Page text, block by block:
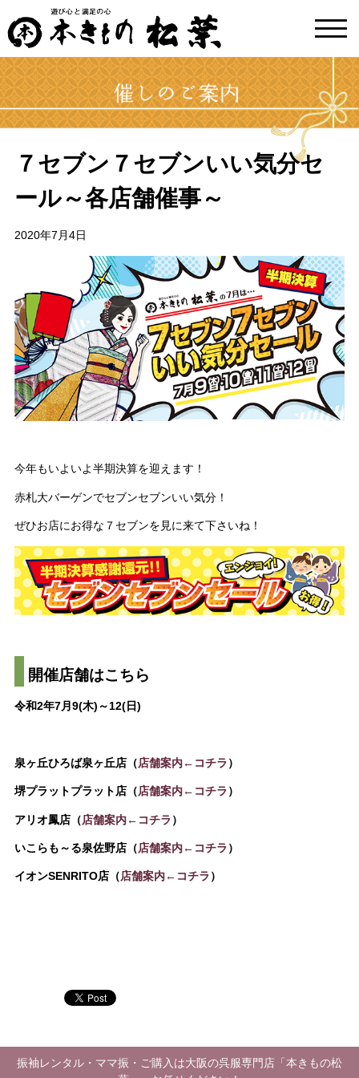
７セブン７セブンいい気分セ
ール～各店舗催事～
2020年7月4日
今年もいよいよ半期決算を迎えます！
赤札大バーゲンでセブンセブンいい気分！
ぜひお店にお得な７セブンを見に来て下さいね！
開催店舗はこちら
令和2年7月9(木)～12(日)
泉ヶ丘ひろば泉ヶ丘店（店舗案内←コチラ）
堺プラットプラット店（店舗案内←コチラ）
アリオ鳳店（店舗案内←コチラ）
いこらも～る泉佐野店（店舗案内←コチラ）
イオンSENRITO店（店舗案内←コチラ）
振袖レンタル・ママ振・ご購入は大阪の呉服専門店「本きもの松